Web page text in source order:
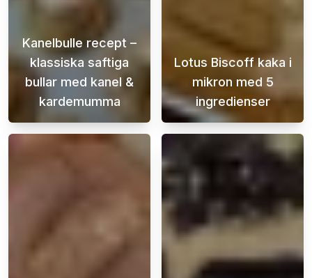
Kanelbulle recept –
klassiska saftiga
bullar med kanel &
kardemumma
Det här kanelbulle receptet är för dig
Lotus Biscoff kaka i
mikron med 5
ingredienser
När sötsuget